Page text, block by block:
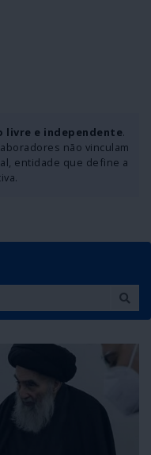
livre e independente.
não vinculam
entidade que define a